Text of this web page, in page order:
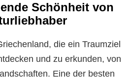
Schönheit von
die ein Traumziel
und zu erkunden, von
Eine der besten